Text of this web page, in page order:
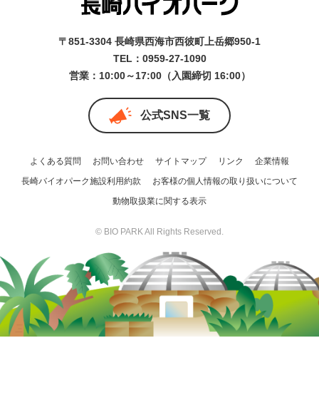
〒851-3304 長崎県西海市西彼町上岳郷950-1
TEL：0959-27-1090
営業：10:00～17:00（入園締切 16:00）
公式SNS一覧
よくある質問 お問い合わせ サイトマップ リンク
企業情報
長崎バイオパーク施設利用約款
お客様の個人情報の取り扱いについて
動物取扱業に関する表示
© BIO PARK All Rights Reserved.